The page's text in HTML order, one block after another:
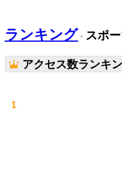
ランキング スポ
アクセス数ランキ
1